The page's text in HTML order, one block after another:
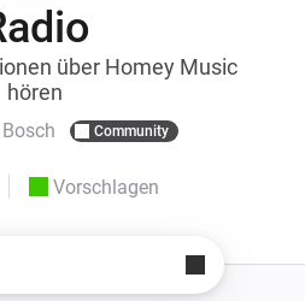
über Homey Music
hören
Community
Vorschlagen